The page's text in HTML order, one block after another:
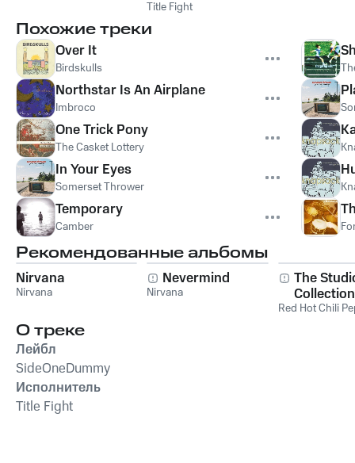
Title Fight
Похожие треки
Over It
Birdskulls
Northstar Is An Airplane
Imbroco
One Trick Pony
The Casket Lottery
In Your Eyes
Somerset Thrower
Temporary
Camber
Рекомендованные альбомы
Nirvana
Nirvana
Nevermind
Nirvana
The
Collection
Red Hot Chili
О треке
Лейбл
SideOneDummy
Исполнитель
Title Fight